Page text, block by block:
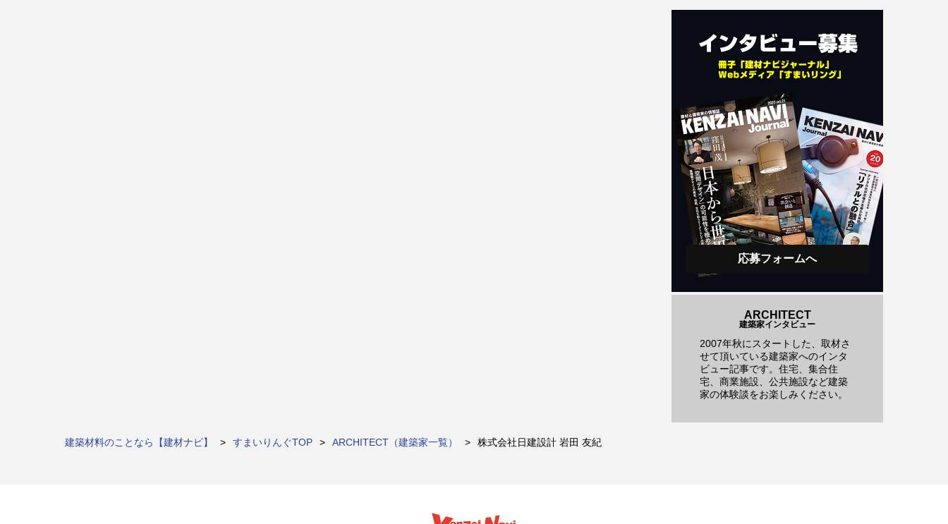
応募フォームへ
ARCHITECT
建築家インタビュー
2007年秋にスタートした、取材さ
せて頂いている建築家へのインタ
ビュー記事です。住宅、集合住
宅、商業施設、公共施設など建築
家の体験談をお楽しみください。
建築材料のことなら【建材ナビ】 すまいりんぐTOP ARCHITECT（建築家一覧） 株式会社日建設計 岩田 友紀